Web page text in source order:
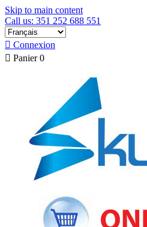
Skip to main content
Call us: 351 252 688 551
 Connexion
 Panier 0